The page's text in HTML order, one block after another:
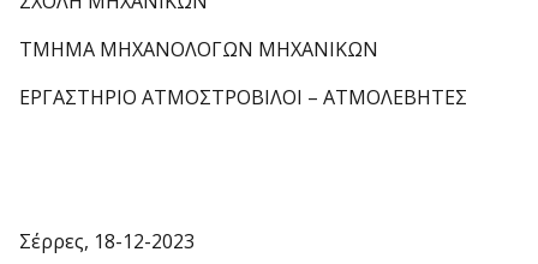
ΤΜΗΜΑ ΜΗΧΑΝΟΛΟΓΩΝ ΜΗΧΑΝΙΚΩΝ
ΕΡΓΑΣΤΗΡΙΟ ΑΤΜΟΣΤΡΟΒΙΛΟΙ – ΑΤΜΟΛΕΒΗΤΕΣ
Σέρρες, 18-12-2023